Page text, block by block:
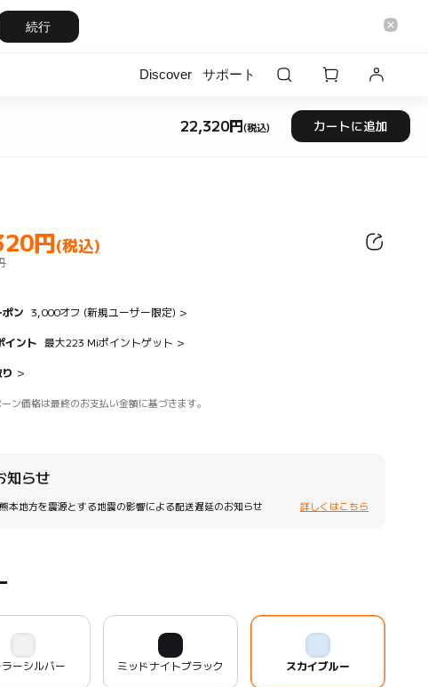
続行
Discover サポート
22,320円 (税込) Current Price 円22320
カートに追加
円 (税込)
Price 円22320.00
ポン 3,000オフ (新規ユーザー限定) >
イント 最大223 Miポイントゲット >
>
ン価格は最終のお支払い金額に基づきます。
知らせ
本地方を震源とする地震の影響による配送遅延のお知らせ 詳しくはこちら
ーシルバー ミッドナイトブラック スカイブルー